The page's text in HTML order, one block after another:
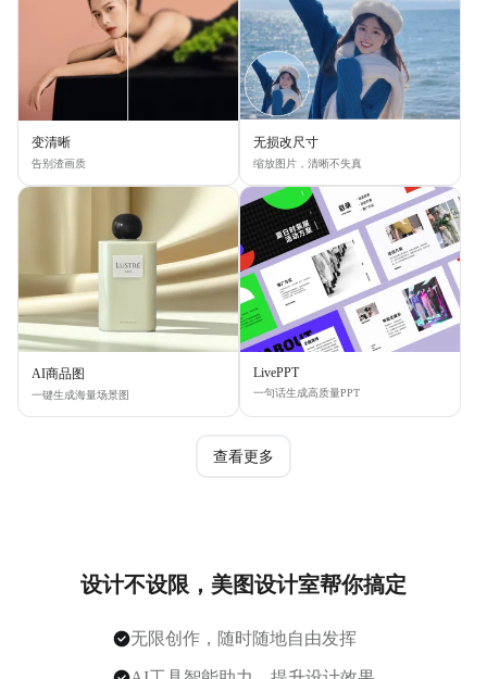
变清晰
告别渣画质
无损改尺寸
缩放图片，清晰不失真
AI商品图
一键生成海量场景图
LivePPT
一句话生成高质量PPT
查看更多
设计不设限，美图设计室帮你搞定
无限创作，随时随地自由发挥